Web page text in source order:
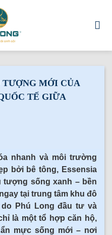
TƯỢNG MỚI CỦA
TẾ GIỮA
nhanh và môi trường
bởi bê tông, Essensia
tượng sống xanh – bền
tại trung tâm khu đô
do Phú Long đầu tư và
là một tổ hợp căn hộ,
mực sống mới – nơi